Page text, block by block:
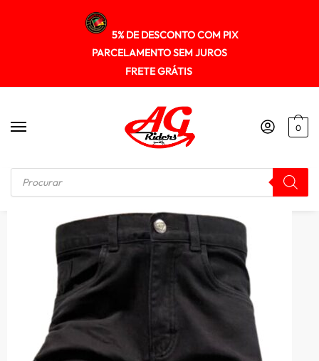
5% DE DESCONTO COM PIX
PARCELAMENTO SEM JUROS
FRETE GRÁTIS
0
Início / CALÇA Calça Hlx Winter Confort Inverno c/ Elastano Motociclista